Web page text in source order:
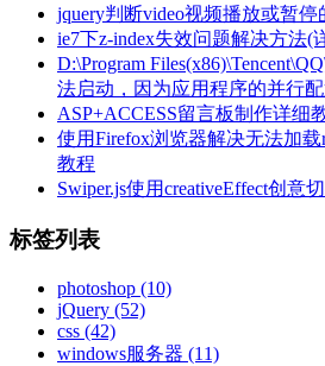
jquery判断video视频播放或暂停
ie7下z-index失效问题解决方法(
D:\Program
法启动，因为应用程序的并行配
ASP+ACCESS留言板制作详细
使用Firefox浏览器解决无法加载
教程
Swiper.js使用creativeEffect创意
标签列表
photoshop (10)
jQuery (52)
css (42)
windows服务器 (11)